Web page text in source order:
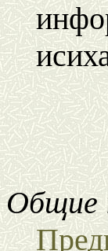
Общие